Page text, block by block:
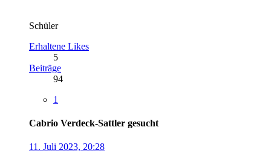
Schüler
Erhaltene Likes
5
Beiträge
94
1
Cabrio Verdeck-Sattler gesucht
11. Juli 2023, 20:28